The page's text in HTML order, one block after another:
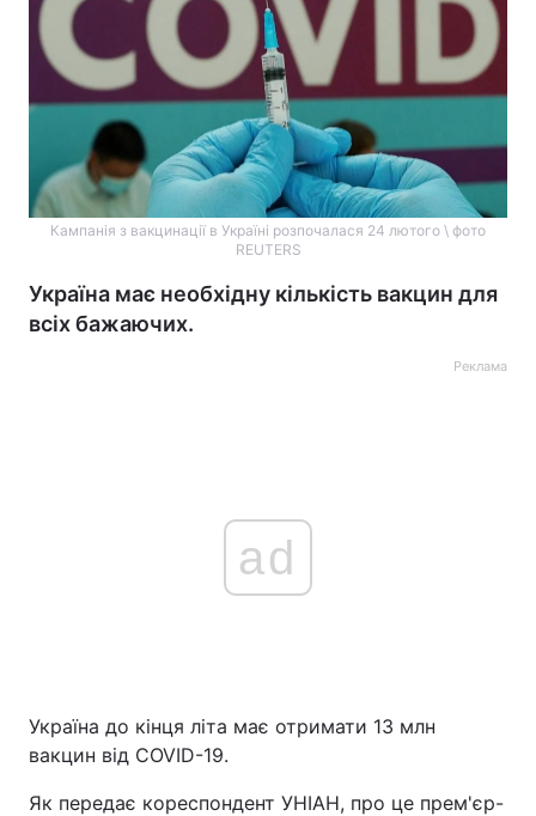
Головна Війна
Кампанія з вакцинації в Україні розпочалася 24 лютого \ фото
REUTERS
Україна має необхідну кількість вакцин для
всіх бажаючих.
Реклама
ad
Україна до кінця літа має отримати 13 млн
вакцин від COVID-19.
Як передає кореспондент УНІАН, про це прем'єр-